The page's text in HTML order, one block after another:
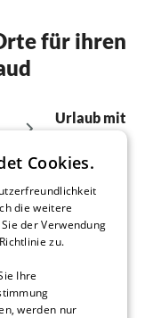
für ihren
Urlaub mit
10 Unterkünfte
Urlaub mit
7 Unterkünfte
Cookies.
die weitere
der Verwendung
zu.
Ihre
werden nur